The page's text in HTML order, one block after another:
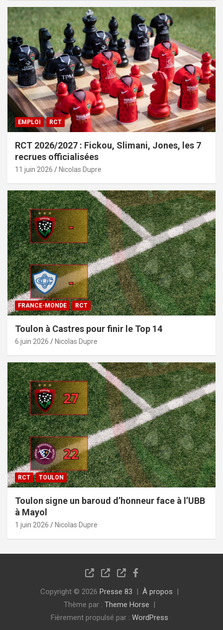
EMPLOI RCT
RCT 2026/2027 : Fickou, Slimani, Jones, les 7
recrues officialisées
11 juin 2026 Nicolas Dupre
FRANCE-MONDE RCT
Toulon à Castres pour finir le Top 14
6 juin 2026 Nicolas Dupre
RCT TOULON
Toulon signe un baroud d’honneur face à l’UBB
à Mayol
1 juin 2026 Nicolas Dupre
Copyright © 2026 Presse 83
À propos
Thème par : Theme Horse
Fièrement propulsé par : WordPress